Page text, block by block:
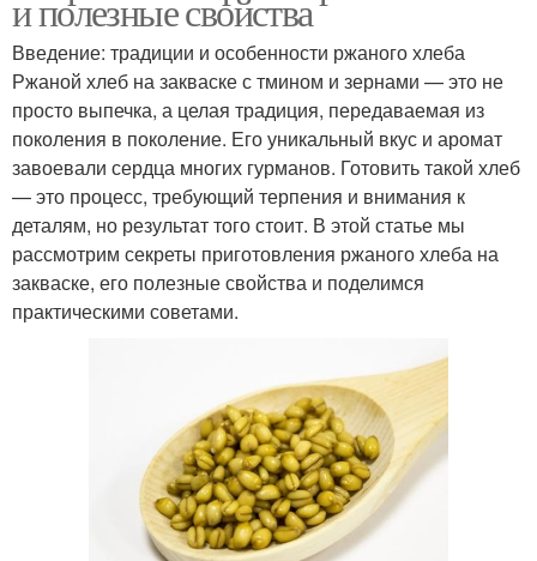
и полезные свойства
Введение: традиции и особенности ржаного хлеба
Ржаной хлеб на закваске с тмином и зернами — это не
просто выпечка, а целая традиция, передаваемая из
поколения в поколение. Его уникальный вкус и аромат
завоевали сердца многих гурманов. Готовить такой хлеб
— это процесс, требующий терпения и внимания к
деталям, но результат того стоит. В этой статье мы
рассмотрим секреты приготовления ржаного хлеба на
закваске, его полезные свойства и поделимся
практическими советами.